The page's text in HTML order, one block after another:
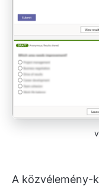
A közvélemény-